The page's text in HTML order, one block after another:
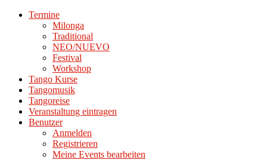
Termine
Milonga
Traditional
NEO/NUEVO
Festival
Workshop
Tango Kurse
Tangomusik
Tangoreise
Veranstaltung eintragen
Benutzer
Anmelden
Registrieren
Meine Events bearbeiten